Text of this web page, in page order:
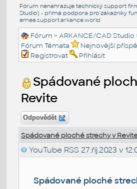
Fórum nenahrazuje technický support
Studio) - přímá podpora pro zákazníky
emea.support.arkance.world
Fórum >ARKANCE/CAD Studio
Fórum Témata
Nejnovější
Registrovat
Přihlásit
Spádované
Revite
Odpovědět
Spádované ploché strechy v
YouTube RSS 27.říj.2023 v
Spádované ploché